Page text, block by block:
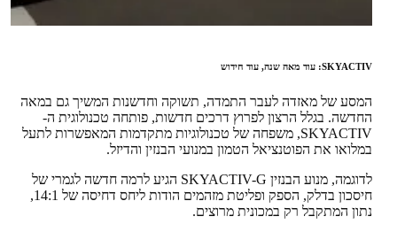
SKYACTIV: עוד מאה שנה, עוד חידוש
המסע של מאזדה לעבר התמדה, תשוקה וחדשנות המשיך גם במאה
החדשה. בגלל הרצון לפרוץ דרכים חדשות, פותחה טכנולוגית ה-
SKYACTIV, משפחה של טכנולוגיות מתקדמות המאפשרות לתעל
במלואו את הפוטנציאל הטמון במנועי הבנזין והדיזל.
לדוגמה, מנוע הבנזין SKYACTIV-G הגיע לרמה חדשה לגמרי של
חיסכון בדלק, הספק ופליטת מזהמים הודות ליחס דחיסה של 14:1,
נתון המתקבל רק במכונית מרוצים.